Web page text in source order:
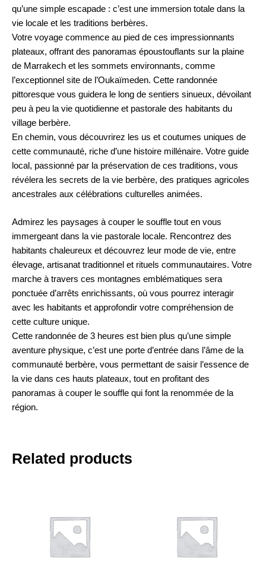
qu’une simple escapade : c’est une immersion totale dans la
vie locale et les traditions berbères.
Votre voyage commence au pied de ces impressionnants
plateaux, offrant des panoramas époustouflants sur la plaine
de Marrakech et les sommets environnants, comme
l’exceptionnel site de l’Oukaïmeden. Cette randonnée
pittoresque vous guidera le long de sentiers sinueux, dévoilant
peu à peu la vie quotidienne et pastorale des habitants du
village berbère.
En chemin, vous découvrirez les us et coutumes uniques de
cette communauté, riche d’une histoire millénaire. Votre guide
local, passionné par la préservation de ces traditions, vous
révélera les secrets de la vie berbère, des pratiques agricoles
ancestrales aux célébrations culturelles animées.
Admirez les paysages à couper le souffle tout en vous
immergeant dans la vie pastorale locale. Rencontrez des
habitants chaleureux et découvrez leur mode de vie, entre
élevage, artisanat traditionnel et rituels communautaires. Votre
marche à travers ces montagnes emblématiques sera
ponctuée d’arrêts enrichissants, où vous pourrez interagir
avec les habitants et approfondir votre compréhension de
cette culture unique.
Cette randonnée de 3 heures est bien plus qu’une simple
aventure physique, c’est une porte d’entrée dans l’âme de la
communauté berbère, vous permettant de saisir l’essence de
la vie dans ces hauts plateaux, tout en profitant des
panoramas à couper le souffle qui font la renommée de la
région.
Related products